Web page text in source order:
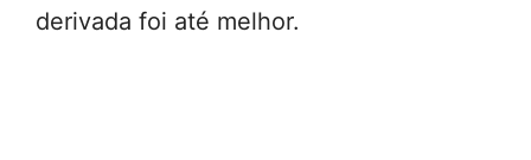
derivada foi até melhor.